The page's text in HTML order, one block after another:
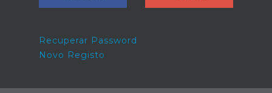
Recuperar Password
Novo Registo